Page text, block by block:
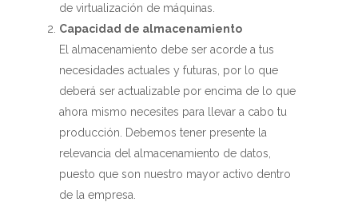
de virtualización de máquinas.
Capacidad de almacenamiento
El almacenamiento debe ser acorde a tus
necesidades actuales y futuras, por lo que
deberá ser actualizable por encima de lo que
ahora mismo necesites para llevar a cabo tu
producción.
Debemos tener presente la
relevancia del almacenamiento de datos,
puesto que son nuestro mayor activo dentro
de la empresa.